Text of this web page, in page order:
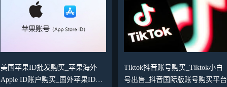
美国苹果ID批发购买_苹果海外
Apple ID账户购买_国外苹果ID购
Tiktok抖音账号购买_Tiktok小白
号出售_抖音国际版账号购买平台